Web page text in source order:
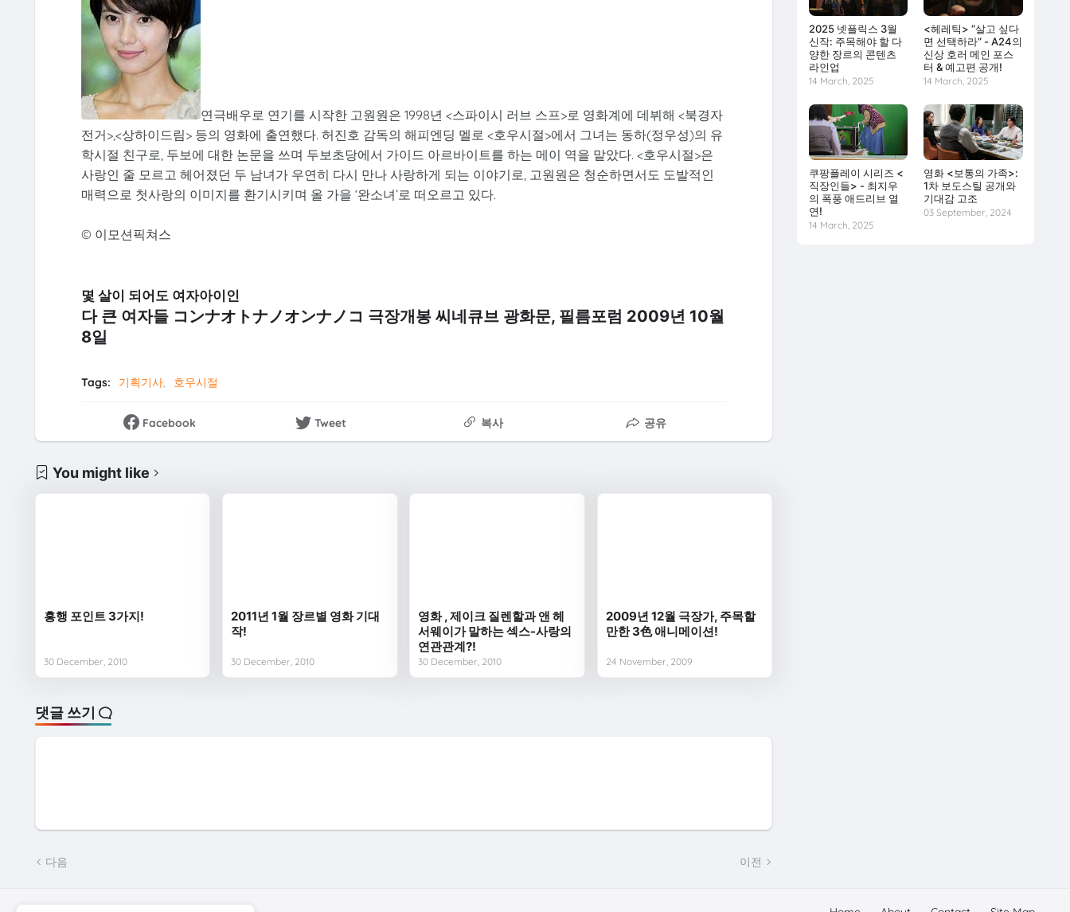
연극배우로 연기를 시작한 고원원은 1998년 <스파이시 러브 스프>로 영화계에 데뷔해 <북경자
전거>,<상하이드림> 등의 영화에 출연했다. 허진호 감독의 해피엔딩 멜로 <호우시절>에서 그녀는 동하(정우성)의 유
학시절 친구로, 두보에 대한 논문을 쓰며 두보초당에서 가이드 아르바이트를 하는 메이 역을 맡았다. <호우시절>은
사랑인 줄 모르고 헤어졌던 두 남녀가 우연히 다시 만나 사랑하게 되는 이야기로, 고원원은 청순하면서도 도발적인
매력으로 첫사랑의 이미지를 환기시키며 올 가을 ‘완소녀’로 떠오르고 있다.
© 이모션픽쳐스
몇 살이 되어도 여자아이인
다 큰 여자들 コンナオトナノオンナノコ 극장개봉 씨네큐브 광화문, 필름포럼 2009년 10월
8일
Tags: 기획기사 호우시절
Facebook Tweet 복사 공유
You might like
흥행 포인트 3가지!
30 December, 2010
2011년 1월 장르별 영화 기대
작!
30 December, 2010
영화 , 제이크 질렌할과 앤 헤
서웨이가 말하는 섹스-사랑의
연관관계?!
30 December, 2010
2009년 12월 극장가, 주목할
만한 3色 애니메이션!
24 November, 2009
댓글 쓰기
다음 이전
2025 넷플릭스 3월
신작: 주목해야 할 다
양한 장르의 콘텐츠
라인업
14 March, 2025
<헤레틱> “살고 싶다
면 선택하라” - A24의
신상 호러 메인 포스
터 & 예고편 공개!
14 March, 2025
쿠팡플레이 시리즈 <
직장인들> - 최지우
의 폭풍 애드리브 열
연!
14 March, 2025
영화 <보통의 가족>:
1차 보도스틸 공개와
기대감 고조
03 September, 2024